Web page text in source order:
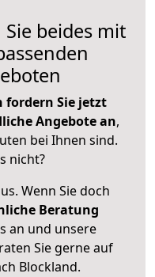
beides mit
fordern Sie jetzt
Angebote an,
bei Ihnen sind.
nicht?
Wenn Sie doch
Beratung
an und unsere
Sie gerne auf
Blockland.